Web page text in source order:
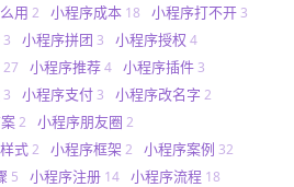
用 2 小程序成本 18 小程序打不开 3
3 小程序拼团 3 小程序授权 4
27 小程序推荐4 小程序插件 3
3 小程序支付 3 小程序改名字 2
2 小程序朋友圈 2
式2 小程序框架 2 小程序案例 32
5 小程序注册 14 小程序流程 18